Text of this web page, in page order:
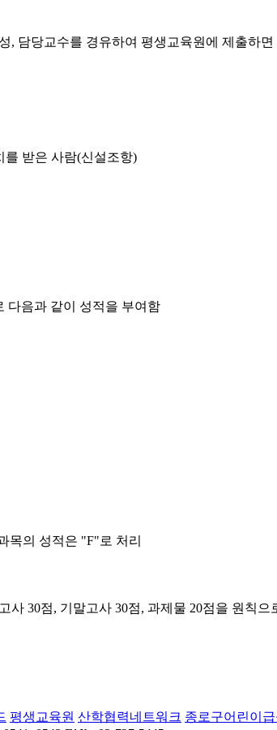
담당교수를 경유하여 평생교육원에 제출하
를 받은 사람(신설조항)
다음과 같이 성적을 부여함
목의 성적은 "F"로 처리
사 30점, 기말고사 30점, 과제물 20점을 원칙으
평생교육원 산학협력네트워크 종로구어린이